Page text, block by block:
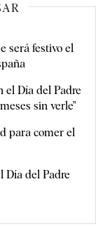
será festivo el
el Día del Padre
sin verle"
para comer el
Día del Padre